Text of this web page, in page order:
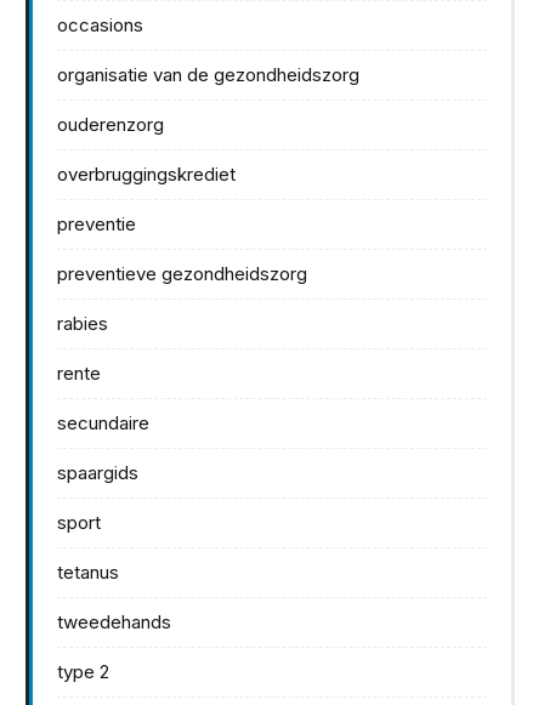
occasions
organisatie van de gezondheidszorg
ouderenzorg
overbruggingskrediet
preventie
preventieve gezondheidszorg
rabies
rente
secundaire
spaargids
sport
tetanus
tweedehands
type 2